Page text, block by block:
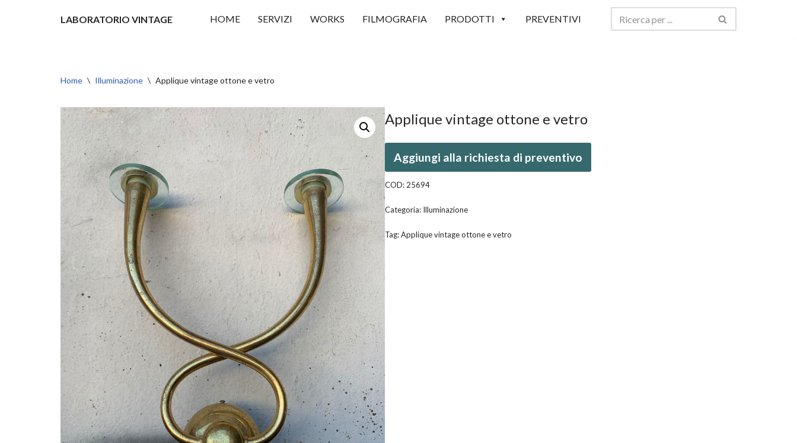
LABORATORIO VINTAGE HOME SERVIZI WORKS FILMOGRAFIA PRODOTTI PREVENTIVI
Home \ Illuminazione \ Applique vintage ottone e vetro
Applique vintage ottone e vetro
Aggiungi alla richiesta di preventivo
COD: 25694
Categoria: Illuminazione
Tag:Applique vintage ottone e vetro